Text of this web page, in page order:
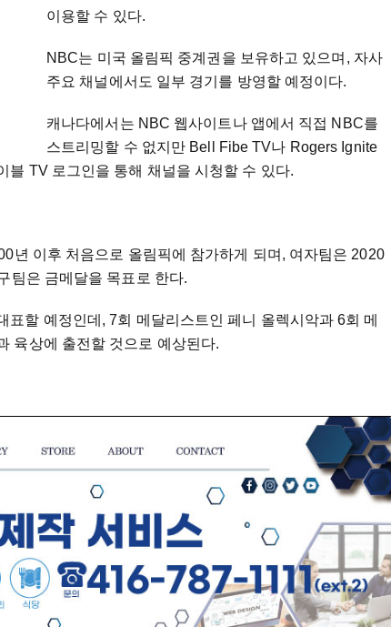
이용할 수 있다.
NBC는 미국 올림픽 중계권을 보유하고 있으며, 자사
주요 채널에서도 일부 경기를 방영할 예정이다.
캐나다에서는 NBC 웹사이트나 앱에서 직접 NBC를
스트리밍할 수 없지만 Bell Fibe TV나 Rogers Ignite
블 TV 로그인을 통해 채널을 시청할 수 있다.
년 이후 처음으로 올림픽에 참가하게 되며, 여자팀은 2020
팀은 금메달을 목표로 한다.
할 예정인데, 7회 메달리스트인 페니 올렉시악과 6회 메
육상에 출전할 것으로 예상된다.